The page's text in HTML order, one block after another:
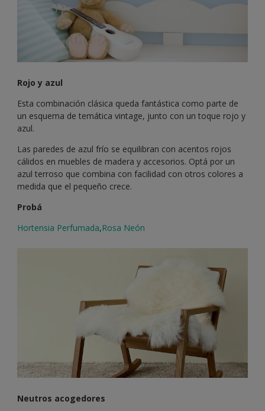
Rojo y azul
Esta combinación clásica queda fantástica como parte de
un esquema de temática vintage, junto con un toque rojo y
azul.
Las paredes de azul frío se equilibran con acentos rojos
cálidos en muebles de madera y accesorios. Optá por un
azul terroso que combina con facilidad con otros colores a
medida que el pequeño crece.
Probá
Hortensia Perfumada,Rosa Neón
Neutros acogedores